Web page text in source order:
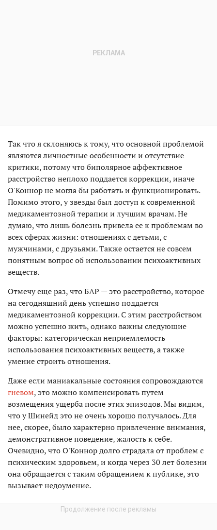
Так что я склоняюсь к тому, что основной проблемой
являются личностные особенности и отсутствие
критики, потому что биполярное аффективное
расстройство неплохо поддается коррекции, иначе
О'Коннор не могла бы работать и функционировать.
Помимо этого, у звезды был доступ к современной
медикаментозной терапии и лучшим врачам. Не
думаю, что лишь болезнь привела ее к проблемам во
всех сферах жизни: отношениях с детьми, с
мужчинами, с друзьями. Также остается не совсем
понятным вопрос об использовании психоактивных
веществ.
Отмечу еще раз, что БАР — это расстройство, которое
на сегодняшний день успешно поддается
медикаментозной коррекции. С этим расстройством
можно успешно жить, однако важны следующие
факторы: категорическая неприемлемость
использования психоактивных веществ, а также
умение строить отношения.
Даже если маниакальные состояния сопровождаются
гневом, это можно компенсировать путем
возмещения ущерба после этих эпизодов. Мы видим,
что у Шинейд это не очень хорошо получалось. Для
нее, скорее, было характерно привлечение внимания,
демонстративное поведение, жалость к себе.
Очевидно, что О'Коннор долго страдала от проблем с
психическим здоровьем, и когда через 30 лет болезни
она обращается с таким обращением к публике, это
вызывает недоумение.